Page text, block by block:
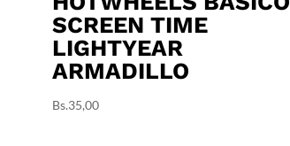
SCREEN TIME
LIGHTYEAR
ARMADILLO
Bs.35,00